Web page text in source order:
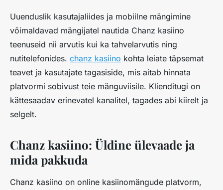
Uuenduslik kasutajaliides ja mobiilne mängimine
võimaldavad mängijatel nautida Chanz kasiino
teenuseid nii arvutis kui ka tahvelarvutis ning
nutitelefonides. chanz kasiino kohta leiate täpsemat
teavet ja kasutajate tagasiside, mis aitab hinnata
platvormi sobivust teie mänguviisile. Klienditugi on
kättesaadav erinevatel kanalitel, tagades abi kiirelt ja
selgelt.
Chanz kasiino: Üldine ülevaade ja
mida pakkuda
Chanz kasiino on online kasiinomängude platvorm,